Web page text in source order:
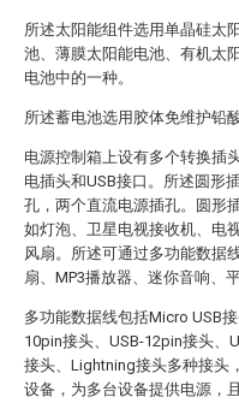
所述太阳能组件选用单晶硅太
池、薄膜太阳能电池、有机太
电池中的一种。
所述蓄电池选用胶体免维护铅
电源控制箱上设有多个转换插
电插头和USB接口。所述圆形
孔，两个直流电源插孔。圆形
如灯泡、卫星电视接收机、电
风扇。所述可通过多功能数据
扇、MP3播放器、迷你音响、
多功能数据线包括Micro USB
10pin接头、USB-12pin接头、
接头、Lightning接头多种接头
设备，为多台设备提供电源，